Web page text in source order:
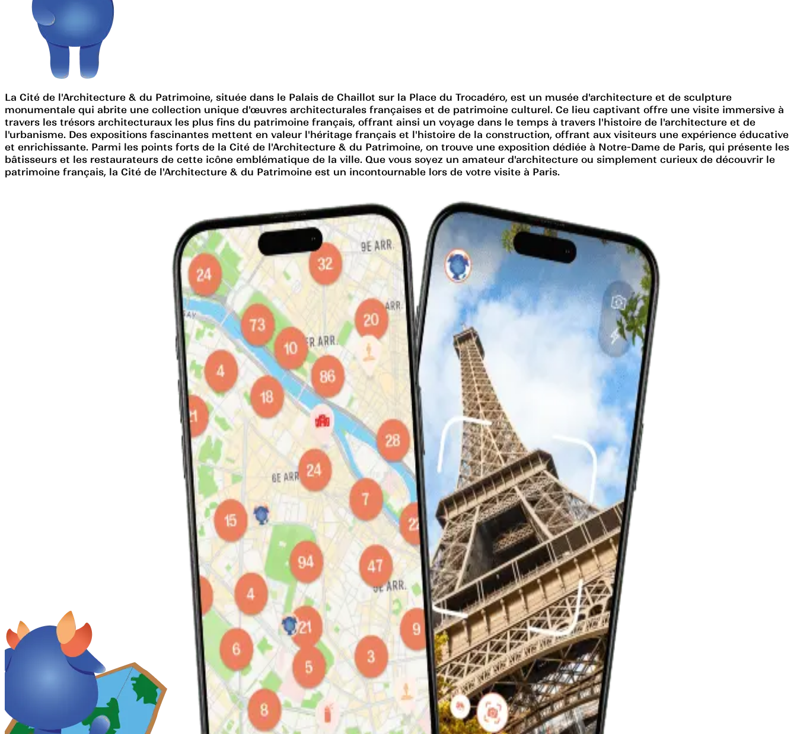
La Cité de l'Architecture & du Patrimoine, située dans le Palais de Chaillot sur la Place du Trocadéro, est un musée d'architecture et de sculpture
monumentale qui abrite une collection unique d'œuvres architecturales françaises et de patrimoine culturel. Ce lieu captivant offre une visite immersive à
travers les trésors architecturaux les plus fins du patrimoine français, offrant ainsi un voyage dans le temps à travers l'histoire de l'architecture et de
l'urbanisme. Des expositions fascinantes mettent en valeur l'héritage français et l'histoire de la construction, offrant aux visiteurs une expérience éducative
et enrichissante. Parmi les points forts de la Cité de l'Architecture & du Patrimoine, on trouve une exposition dédiée à Notre-Dame de Paris, qui présente les
bâtisseurs et les restaurateurs de cette icône emblématique de la ville. Que vous soyez un amateur d'architecture ou simplement curieux de découvrir le
patrimoine français, la Cité de l'Architecture & du Patrimoine est un incontournable lors de votre visite à Paris.